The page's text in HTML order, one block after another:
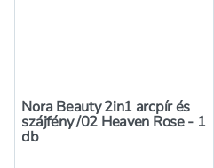
Nora Beauty 2in1 arcpír és
szájfény /02 Heaven Rose - 1
db